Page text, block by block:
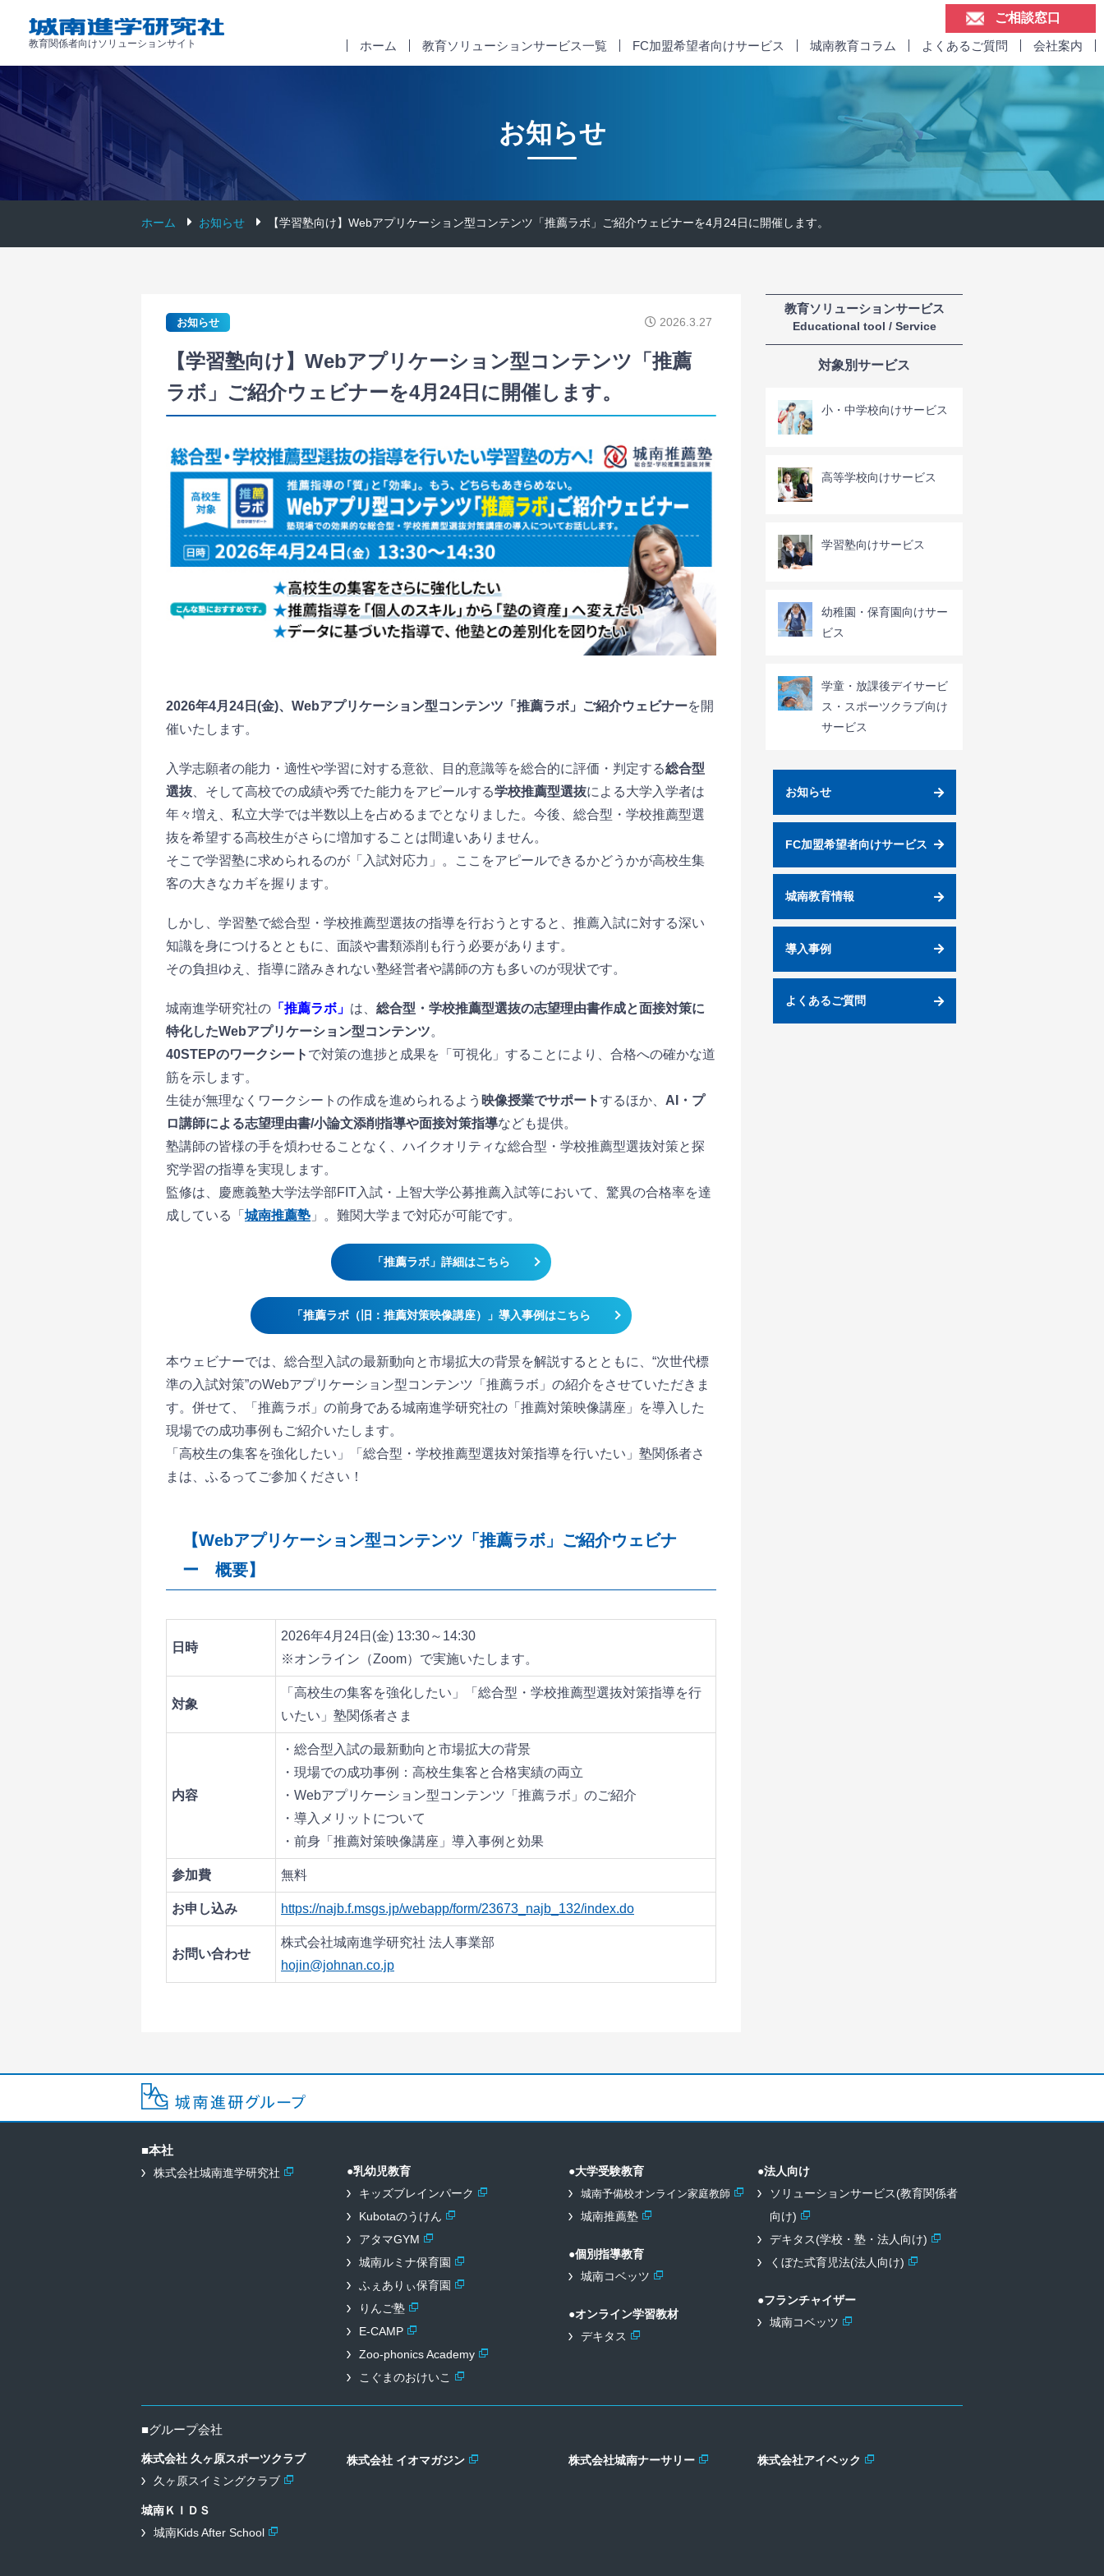
教育関係者向けソリューションサイト ホーム 教育ソリューションサービス一覧 FC加盟希望者向けサービス 城南教育コラム よくあるご質問 会社案内
ご相談窓口
お知らせ
ホーム お知らせ 【学習塾向け】Webアプリケーション型コンテンツ「推薦ラボ」ご紹介ウェビナーを4月24日に開催します。
お知らせ 2026.3.27
【学習塾向け】Webアプリケーション型コンテンツ「推薦
ラボ」ご紹介ウェビナーを4月24日に開催します。
2026年4月24日(金)、Webアプリケーション型コンテンツ「推薦ラボ」ご紹介ウェビナーを開
催いたします。
入学志願者の能力・適性や学習に対する意欲、目的意識等を総合的に評価・判定する総合型
選抜 、そして高校での成績や秀でた能力をアピールする学校推薦型選抜による大学入学者は
年々増え、私立大学では半数以上を占めるまでとなりました。今後、総合型・学校推薦型選
抜を希望する高校生がさらに増加することは間違いありません。
そこで学習塾に求められるのが「入試対応力」。ここをアピールできるかどうかが高校生集
客の大きなカギを握ります。
しかし、学習塾で総合型・学校推薦型選抜の指導を行おうとすると、推薦入試に対する深い
知識を身につけるとともに、面談や書類添削も行う必要があります。
その負担ゆえ、指導に踏みきれない塾経営者や講師の方も多いのが現状です。
城南進学研究社の 「推薦ラボ」 は、 総合型・学校推薦型選抜の志望理由書作成と面接対策に
特化したWebアプリケーション型コンテンツ。
40STEPのワークシート で対策の進捗と成果を「可視化」することにより、合格への確かな道
筋を示します。
生徒が無理なくワークシートの作成を進められるよう 映像授業でサポートするほか、 AI・プ
ロ講師による志望理由書/小論文添削指導や面接対策指導なども提供。
塾講師の皆様の手を煩わせることなく、ハイクオリティな総合型・学校推薦型選抜対策と探
究学習の指導を実現します。
監修は、慶應義塾大学法学部FIT入試・上智大学公募推薦入試等において、驚異の合格率を達
成している「 城南推薦塾 」。難関大学まで対応が可能です。
「推薦ラボ」詳細はこちら
「推薦ラボ（旧：推薦対策映像講座）」導入事例はこちら
本ウェビナーでは、総合型入試の最新動向と市場拡大の背景を解説するとともに、“次世代標
準の入試対策”のWebアプリケーション型コンテンツ「推薦ラボ」の紹介をさせていただきま
す。併せて、「推薦ラボ」の前身である城南進学研究社の「推薦対策映像講座」を導入した
現場での成功事例もご紹介いたします。
「高校生の集客を強化したい」「総合型・学校推薦型選抜対策指導を行いたい」塾関係者さ
まは、ふるってご参加ください！
【Webアプリケーション型コンテンツ「推薦ラボ」ご紹介ウェビナ
ー 概要】
日時
2026年4月24日(金) 13:30～14:30
※オンライン（Zoom）で実施いたします。
対象
「高校生の集客を強化したい」「総合型・学校推薦型選抜対策指導を行
いたい」塾関係者さま
内容
・総合型入試の最新動向と市場拡大の背景
・現場での成功事例：高校生集客と合格実績の両立
・Webアプリケーション型コンテンツ「推薦ラボ」のご紹介
・導入メリットについて
・前身「推薦対策映像講座」導入事例と効果
参加費 無料
お申し込み https://najb.f.msgs.jp/webapp/form/23673_najb_132/index.do
お問い合わせ
株式会社城南進学研究社 法人事業部
hojin@johnan.co.jp
教育ソリューションサービス
Educational tool / Service
対象別サービス
小・中学校向けサービス
高等学校向けサービス
学習塾向けサービス
幼稚園・保育園向けサー
ビス
学童・放課後デイサービ
ス・スポーツクラブ向け
サービス
お知らせ
FC加盟希望者向けサービス
城南教育情報
導入事例
よくあるご質問
■本社
株式会社城南進学研究社
●乳幼児教育
キッズブレインパーク
Kubotaのうけん
アタマGYM
城南ルミナ保育園
ふぇありぃ保育園
りんご塾
E-CAMP
Zoo-phonicsAcademy
こぐまのおけいこ
●大学受験教育
城南予備校オンライン家庭教師
城南推薦塾
●個別指導教育
城南コベッツ
●オンライン学習教材
デキタス
●法人向け
ソリューションサービス(教育関係者
向け)
デキタス(学校・塾・法人向け)
くぼた式育児法(法人向け)
●フランチャイザー
城南コベッツ
■グループ会社
株式会社 久ヶ原スポーツクラブ
久ヶ原スイミングクラブ
株式会社 イオマガジン 株式会社城南ナーサリー 株式会社アイベック
城南ＫＩＤＳ
城南Kids After School